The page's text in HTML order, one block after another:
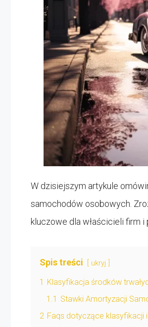
W dzisiejszym artykule
samochodów osobowych.
kluczowe dla właścicieli firm
Spis treści ukryj
1 Klasyfikacja środków
1.1 Stawki Amortyzacji
2 Faqs dotyczące